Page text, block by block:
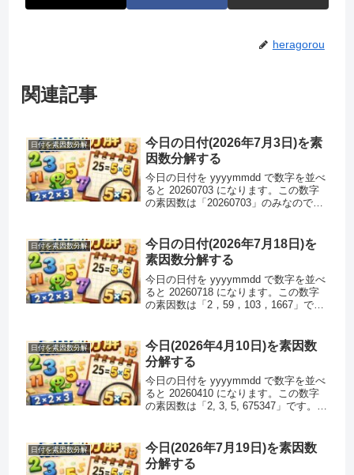
heragorou
関連記事
日付を素因数分解
今日の日付(2026年7月3日)を素
因数分解する
今日の日付を yyyymmdd で数字を並べ
ると 20260703 になります。この数字
の素因数は「20260703」のみなのでこ
以上の素数はハーシャッド数になりま
せん)...
日付を素因数分解
今日の日付(2026年7月18日)を
素因数分解する
今日の日付を yyyymmdd で数字を並べ
ると 20260718 になります。この数字
の素因数は「2，59，103，1667」で
はハーシャッド数ではありません。注 :
ハ...
日付を素因数分解
今日(2026年4月10日)を素因数
分解する
今日の日付を yyyymmdd で数字を並べ
ると 20260410 になります。この数字
の素因数は「2, 3, 5, 675347」です。素
シャッド数ではありません。注 :...
日付を素因数分解
今日(2026年7月19日)を素因数
分解する